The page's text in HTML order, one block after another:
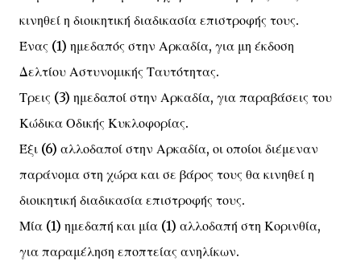
κινηθεί η διοικητική διαδικασία επιστροφής τους.
Ένας (1) ημεδαπός στην Αρκαδία, για μη έκδοση
Δελτίου Αστυνομικής Ταυτότητας.
Τρεις (3) ημεδαποί στην Αρκαδία, για παραβάσεις του
Κώδικα Οδικής Κυκλοφορίας.
Έξι (6) αλλοδαποί στην Αρκαδία, οι οποίοι διέμεναν
παράνομα στη χώρα και σε βάρος τους θα κινηθεί η
διοικητική διαδικασία επιστροφής τους.
Μία (1) ημεδαπή και μία (1) αλλοδαπή στη Κορινθία,
για παραμέληση εποπτείας ανηλίκων.